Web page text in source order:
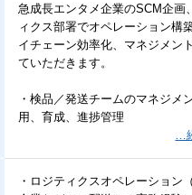
急成長エンタメ企業のSCM企画
ィクス部署でオペレーション構
イチェーン効率化、マネジメン
ていただきます。
・検品／発送チームのマネジメ
用、育成、進捗管理
…
・ロジティクスオペレーション